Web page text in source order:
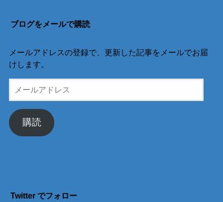
ブログをメールで購読
メールアドレスの登録で、更新した記事をメールでお届
けします。
ー
ア
ド
購読
Twitter でフォロー